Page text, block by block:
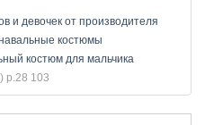
и девочек от производителя
костюмы
костюм для мальчика
р.28 103